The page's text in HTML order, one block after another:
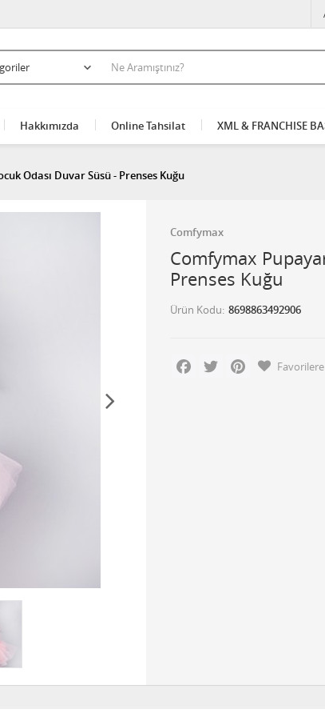
Hakkımızda Online Tahsilat XML & FRANCHISE
Odası Duvar Süsü - Prenses Kuğu
Comfymax
Comfymax
Prenses Kuğu
Ürün Kodu 8698863492906
Facebook
Twitter Pinterest